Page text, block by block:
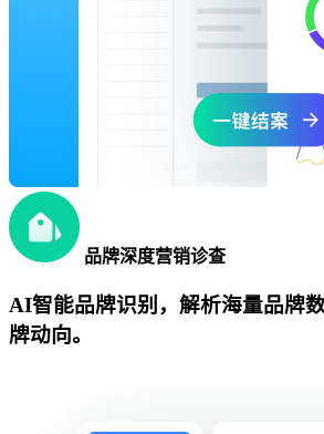
品牌深度营销诊查
AI智能品牌识别，解析海量品牌
牌动向。